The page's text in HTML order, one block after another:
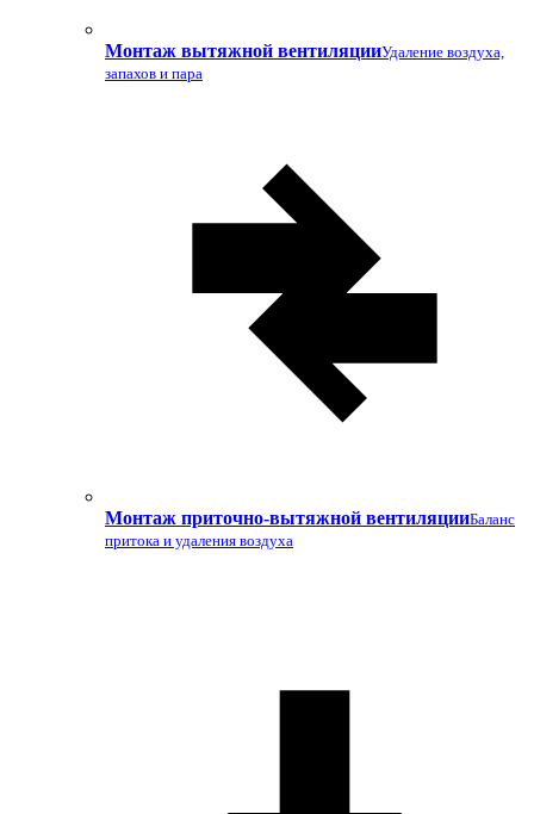
Монтаж вытяжной вентиляцииУдаление воздуха,
запахов и пара
Монтаж приточно-вытяжной вентиляцииБаланс
притока и удаления воздуха